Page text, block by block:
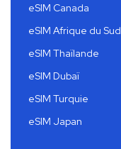
eSIM Canada
eSIM Afrique du Sud
eSIM Thaïlande
eSIM Dubaï
eSIM Turquie
eSIM Japan